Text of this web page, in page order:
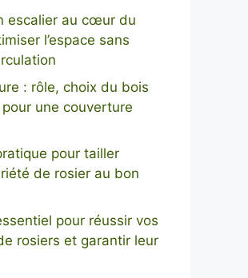
escalier au cœur du
l’espace sans
: rôle, choix du bois
une couverture
pour tailler
de rosier au bon
pour réussir vos
rosiers et garantir leur